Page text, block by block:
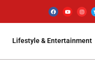
Lifestyle & Entertainment